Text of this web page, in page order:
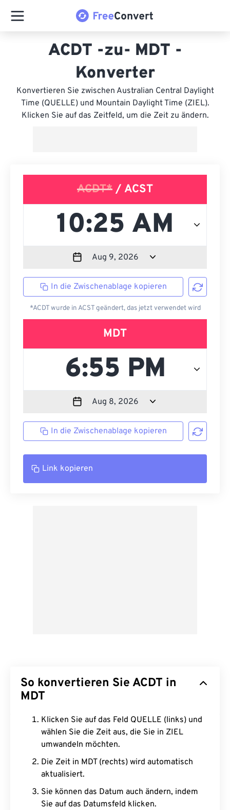
ACDT -zu- MDT -
Konverter
Konvertieren Sie zwischen Australian Central Daylight
Time (QUELLE) und Mountain Daylight Time (ZIEL).
Klicken Sie auf das Zeitfeld, um die Zeit zu ändern.
ACDT* / ACST
In die Zwischenablage kopieren
*ACDT wurde in ACST geändert, das jetzt verwendet wird
MDT
In die Zwischenablage kopieren
Link kopieren
So konvertieren Sie ACDT in
MDT
Klicken Sie auf das Feld QUELLE (links) und
wählen Sie die Zeit aus, die Sie in ZIEL
umwandeln möchten.
Die Zeit in MDT (rechts) wird automatisch
aktualisiert.
Sie können das Datum auch ändern, indem
Sie auf das Datumsfeld klicken.